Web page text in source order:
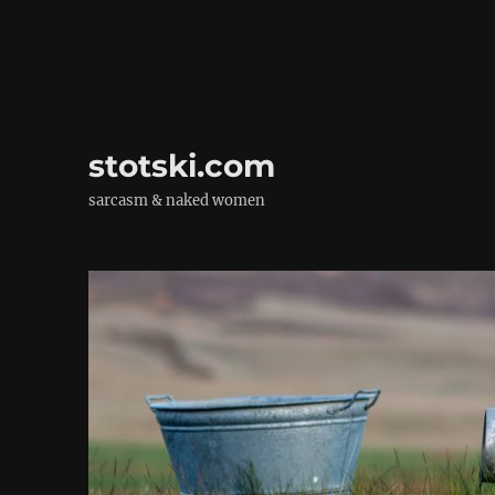
stotski.com
sarcasm & naked women